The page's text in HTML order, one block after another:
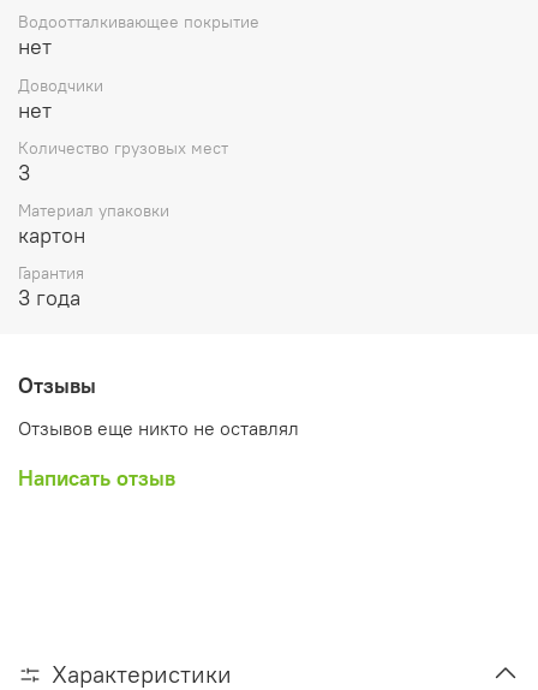
Водоотталкивающее покрытие
нет
Доводчики
нет
Количество грузовых мест
3
Материал упаковки
картон
Гарантия
3 года
Отзывы
Отзывов еще никто не оставлял
Написать отзыв
Характеристики